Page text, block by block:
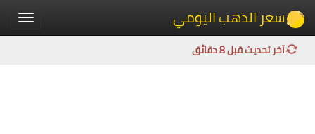
Toggle سعر الذهب اليومي
آخر تحديث قبل 8 دقائق